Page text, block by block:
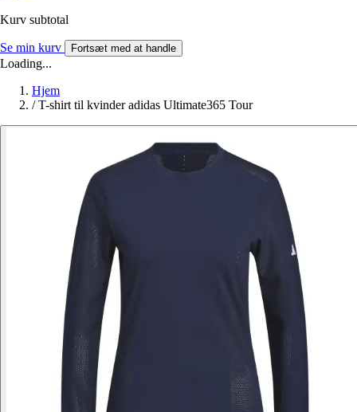
Kurv subtotal
Se min kurv Fortsæt med at handle
Loading...
Hjem
/ T-shirt til kvinder adidas Ultimate365 Tour